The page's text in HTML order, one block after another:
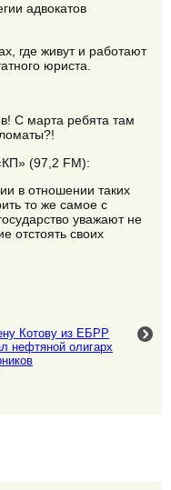
адвокатов
где живут и работают
юриста.
С марта ребята там
(97,2 FM):
в отношении таких
то же самое с
уважают не
отстоять своих
Котову из ЕБРР
нефтяной олигарх